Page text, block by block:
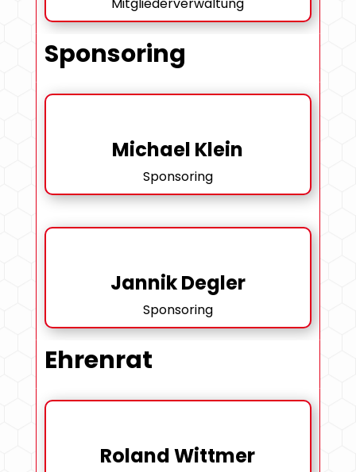
Sponsoring
Michael Klein
Sponsoring
Jannik Degler
Sponsoring
Ehrenrat
Roland Wittmer